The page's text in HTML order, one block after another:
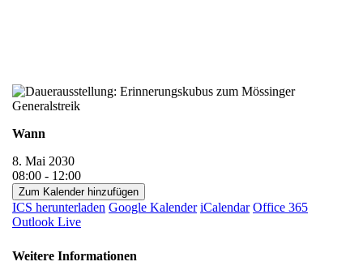
Wann
8. Mai 2030
08:00 - 12:00
Zum Kalender hinzufügen
ICS herunterladen Google Kalender iCalendar Office 365
Outlook Live
Weitere Informationen